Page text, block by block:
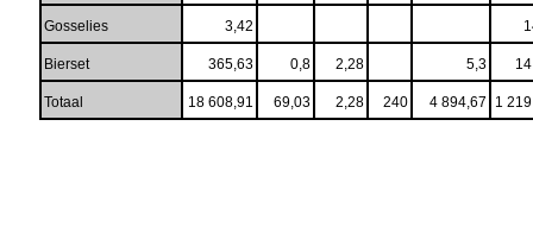
Gosselies 3,42
Bierset 365,63 0,8 2,28 5,3
Totaal 18 608,91 69,03 2,28 240 4 894,67 1